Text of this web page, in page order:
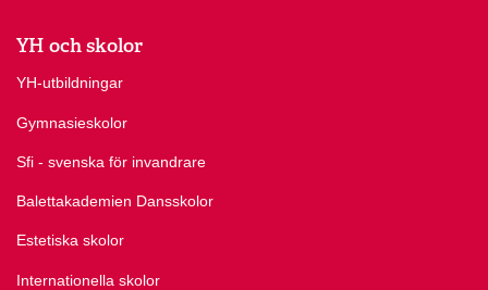
YH och skolor
YH-utbildningar
Gymnasieskolor
Sfi - svenska för invandrare
Balettakademien Dansskolor
Estetiska skolor
Internationella skolor